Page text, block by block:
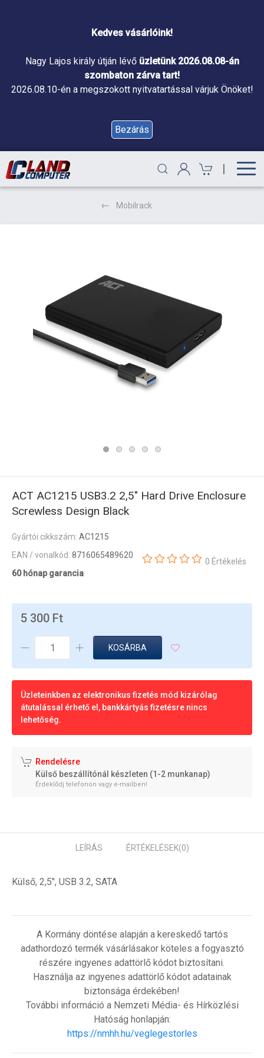
Kedves vásárlóink!
Nagy Lajos király útján lévő üzletünk 2026.08.08-án
szombaton zárva tart!
2026.08.10-én a megszokott nyitvatartással várjuk Önöket!
Bezárás
|
Mobilrack
ACT AC1215 USB3.2 2,5" Hard Drive Enclosure
Screwless Design Black
Gyártói cikkszám: AC1215
EAN / vonalkód: 8716065489620
60 hónap garancia
0 Értékelés
5 300 Ft
KOSÁRBA
Üzleteinkben az elektronikus fizetés mód kizárólag
átutalással érhető el, bankkártyás fizetésre nincs
lehetőség.
Rendelésre
Külső beszállítónál készleten (1-2 munkanap)
Érdeklődj telefonon vagy e-mailben!
LEÍRÁS ÉRTÉKELÉSEK(0)
Külső, 2,5", USB 3.2, SATA
A Kormány döntése alapján a kereskedő tartós
adathordozó termék vásárlásakor köteles a fogyasztó
részére ingyenes adattörlő kódot biztosítani.
Használja az ingyenes adattörlő kódot adatainak
biztonsága érdekében!
További információ a Nemzeti Média- és Hírközlési
Hatóság honlapján:
https://nmhh.hu/veglegestorles